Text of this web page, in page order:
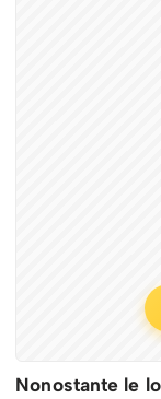
Nonostante le